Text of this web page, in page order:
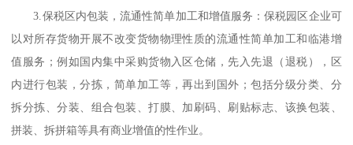
3.保税区内包装，流通性简单加工和增值服务：保税园区企业可
以对所存货物开展不改变货物物理性质的流通性简单加工和临港增
值服务；例如国内集中采购货物入区仓储，先入先退（退税），区
内进行包装，分拣，简单加工等，再出到国外；包括分级分类、分
拆分拣、分装、组合包装、打膜、加刷码、刷贴标志、该换包装、
拼装、拆拼箱等具有商业增值的性作业。